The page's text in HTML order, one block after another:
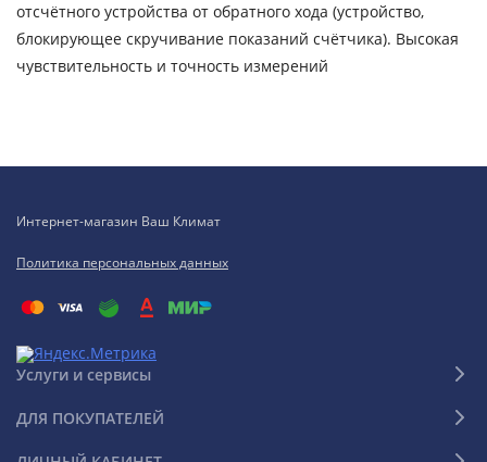
отсчётного устройства от обратного хода (устройство,
блокирующее скручивание показаний счётчика). Высокая
чувствительность и точность измерений
Интернет-магазин Ваш Климат
Политика персональных данных
Услуги и сервисы
ДЛЯ ПОКУПАТЕЛЕЙ